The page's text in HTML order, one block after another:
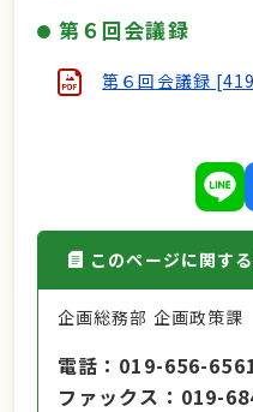
第６回会議録
第６回会議録
このページに関す
企画総務部 企画政策課
電話
019-656-
ファックス
019-